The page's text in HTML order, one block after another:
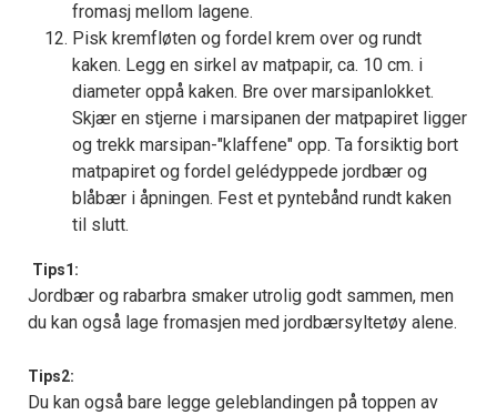
fromasj mellom lagene.
Pisk kremfløten og fordel krem over og rundt
kaken. Legg en sirkel av matpapir, ca. 10 cm. i
diameter oppå kaken. Bre over marsipanlokket.
Skjær en stjerne i marsipanen der matpapiret ligger
og trekk marsipan-"klaffene" opp. Ta forsiktig bort
matpapiret og fordel gelédyppede jordbær og
blåbær i åpningen. Fest et pyntebånd rundt kaken
til slutt.
Tips1:
Jordbær og rabarbra smaker utrolig godt sammen, men
du kan også lage fromasjen med jordbærsyltetøy alene.
Tips2:
Du kan også bare legge geleblandingen på toppen av